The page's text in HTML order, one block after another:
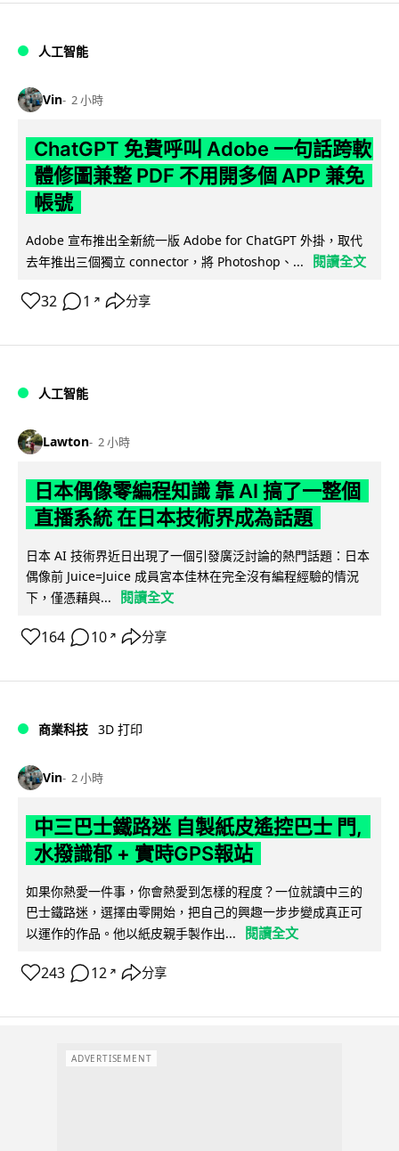
人工智能
Vin 2 小時
ChatGPT 免費呼叫 Adobe 一句話跨軟
體修圖兼整 PDF 不用開多個 APP 兼免
帳號
Adobe 宣布推出全新統一版 Adobe for ChatGPT 外掛，取代
去年推出三個獨立 connector，將 Photoshop、...
閱讀全文
32 1 ↗ 分享
人工智能
Lawton 2 小時
日本偶像零編程知識 靠 AI 搞了一整個
直播系統 在日本技術界成為話題
日本 AI 技術界近日出現了一個引發廣泛討論的熱門話題：日本
偶像前 Juice=Juice 成員宮本佳林在完全沒有編程經驗的情況
下，僅憑藉與...
閱讀全文
164 10 ↗ 分享
商業科技 3D 打印
Vin 2 小時
中三巴士鐵路迷 自製紙皮遙控巴士 門,
水撥識郁 + 實時GPS報站
如果你熱愛一件事，你會熱愛到怎樣的程度？一位就讀中三的
巴士鐵路迷，選擇由零開始，把自己的興趣一步步變成真正可
以運作的作品。他以紙皮親手製作出...
閱讀全文
243 12 ↗ 分享
ADVERTISEMENT